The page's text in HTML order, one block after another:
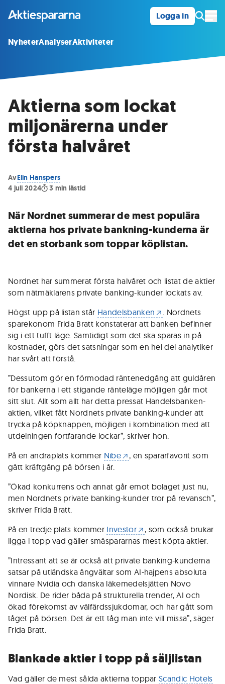
Logga in
NyheterAnalyserAktiviteter
Aktierna som lockat
miljonärerna under
första halvåret
AvElin Hanspers
4 juli 2024
3 min lästid
När Nordnet summerar de mest populära
aktierna hos private bankning-kunderna är
det en storbank som toppar köplistan.
Nordnet har summerat första halvåret och listat de aktier
som nätmäklarens private banking-kunder lockats av.
Högst upp på listan står Handelsbanken
. Nordnets
sparekonom Frida Bratt konstaterar att banken befinner
sig i ett tufft läge. Samtidigt som det ska sparas in på
kostnader, görs det satsningar som en hel del analytiker
har svårt att förstå.
”Dessutom gör en förmodad räntenedgång att guldåren
för bankerna i ett stigande ränteläge möjligen går mot
sitt slut. Allt som allt har detta pressat Handelsbanken-
aktien, vilket fått Nordnets private banking-kunder att
trycka på köpknappen, möjligen i kombination med att
utdelningen fortfarande lockar”, skriver hon.
På en andraplats kommer Nibe
, en spararfavorit som
gått kräftgång på börsen i år.
”Ökad konkurrens och annat går emot bolaget just nu,
men Nordnets private banking-kunder tror på revansch”,
skriver Frida Bratt.
På en tredje plats kommer Investor
, som också brukar
ligga i topp vad gäller småspararnas mest köpta aktier.
”Intressant att se är också att private banking-kunderna
satsar på utländska ångvältar som AI-hajpens absoluta
vinnare Nvidia och danska läkemedelsjätten Novo
Nordisk. De rider båda på strukturella trender, AI och
ökad förekomst av välfärdssjukdomar, och har gått som
tåget på börsen. Det är ett tåg man inte vill missa”, säger
Frida Bratt.
Blankade aktier i topp på säljlistan
Vad gäller de mest sålda aktierna topparScandic Hotels